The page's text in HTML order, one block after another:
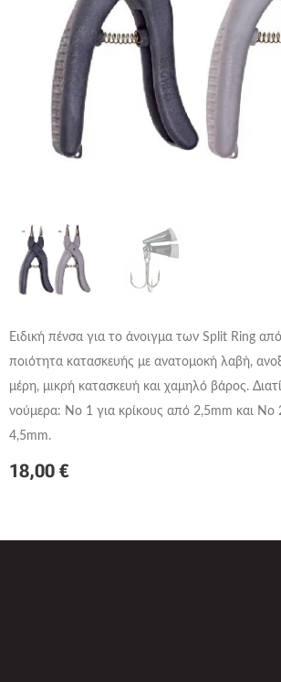
Ειδική πένσα για το άνοιγμα των Split Ring
ποιότητα κατασκευής με ανατομοκή λαβή,
μέρη, μικρή κατασκευή και χαμηλό βάρος.
νούμερα: No 1 για κρίκους από 2,5mm και Νο
4,5mm.
18,00 €